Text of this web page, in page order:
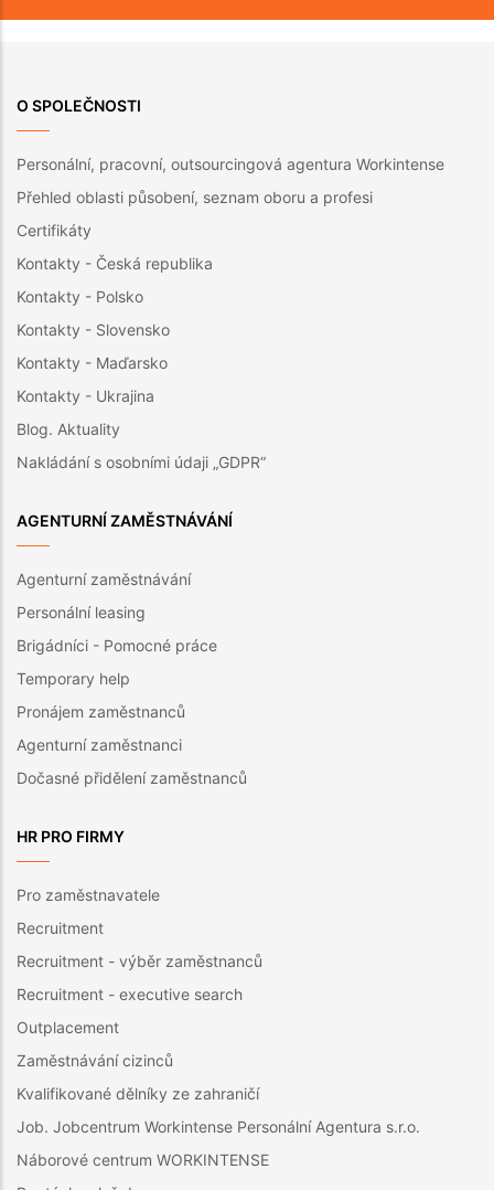
O SPOLEČNOSTI
Personální, pracovní, outsourcingová agentura Workintense
Přehled oblasti působení, seznam oboru a profesi
Certifikáty
Kontakty - Česká republika
Kontakty - Polsko
Kontakty - Slovensko
Kontakty - Maďarsko
Kontakty - Ukrajina
Blog. Aktuality
Nakládání s osobními údaji „GDPR“
AGENTURNÍ ZAMĚSTNÁVÁNÍ
Agenturní zaměstnávání
Personální leasing
Brigádníci - Pomocné práce
Temporary help
Pronájem zaměstnanců
Agenturní zaměstnanci
Dočasné přidělení zaměstnanců
HR PRO FIRMY
Pro zaměstnavatele
Recruitment
Recruitment - výběr zaměstnanců
Recruitment - executive search
Outplacement
Zaměstnávání cizinců
Kvalifikované dělníky ze zahraničí
Job. Jobcentrum Workintense Personální Agentura s.r.o.
Náborové centrum WORKINTENSE